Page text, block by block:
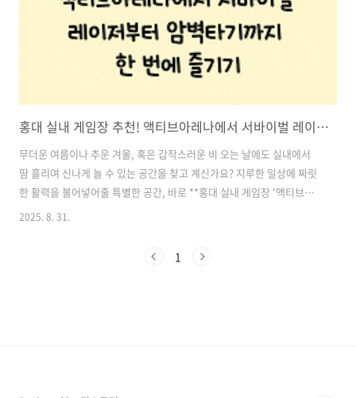
홍대 실내 게임장 추천! 액티브아레나에서 서바이벌 레이저부터 암벽타기까지 한 번에 즐기기
무더운 여름이나 추운 겨울, 혹은 갑작스러운 비 오는 날에도 실내에서
땀 흘리며 신나게 놀 수 있는 공간을 찾고 계신가요? 지루한 일상에 짜릿
한 활력을 불어넣어줄 특별한 공간, 바로 **홍대 실내 게임장 '액티브아
레나 홍대점'**이 새롭게 문을 열었습니다.이곳은 단순한 오락실이 아
벌 레이저 아레나부터 발판 게임, 표적 맞히기, 농구, 암벽 타기 등 총 11
2025. 8. 31.
1